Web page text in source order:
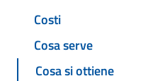
Costi
Cosa serve
Cosa si ottiene